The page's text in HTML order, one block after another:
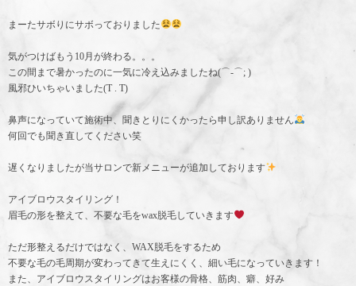
まーたサボりにサボっておりました
気がつけばもう10月が終わる。。。
この間まで暑かったのに一気に冷え込みましたね(⌒-⌒; )
風邪ひいちゃいました(T . T)
鼻声になっていて施術中、聞きとりにくかったら申し訳ありません
何回でも聞き直してください笑
遅くなりましたが当サロンで新メニューが追加しております
アイブロウスタイリング！
眉毛の形を整えて、不要な毛をwax脱毛していきます
ただ形整えるだけではなく、WAX脱毛をするため
不要な毛の毛周期が変わってきて生えにくく、細い毛になっていきます！
また、アイブロウスタイリングはお客様の骨格、筋肉、癖、好み